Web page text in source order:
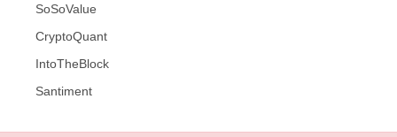
SoSoValue
CryptoQuant
IntoTheBlock
Santiment